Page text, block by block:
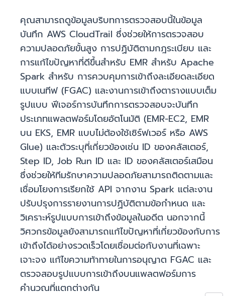
คุณสามารถดูข้อมูลบริบทการตรวจสอบนี้ในข้อมูล
บันทึก AWS CloudTrail ซึ่งช่วยให้การตรวจสอบ
ความปลอดภัยขั้นสูง การปฏิบัติตามกฎระเบียบ และ
การแก้ไขปัญหาที่ดีขึ้นสำหรับ EMR สำหรับ Apache
Spark สำหรับ การควบคุมการเข้าถึงละเอียดละเอียด
แบบเนทีฟ (FGAC) และงานการเข้าถึงตารางแบบเต็ม
รูปแบบ ฟีเจอร์การบันทึกการตรวจสอบจะบันทึก
ประเภทแพลตฟอร์มโดยอัตโนมัติ (EMR-EC2, EMR
บน EKS, EMR แบบไม่ต้องใช้เซิร์ฟเวอร์ หรือ AWS
Glue) และตัวระบุที่เกี่ยวข้องเช่น ID ของคลัสเตอร์,
Step ID, Job Run ID และ ID ของคลัสเตอร์เสมือน
ซึ่งช่วยให้ทีมรักษาความปลอดภัยสามารถติดตามและ
เชื่อมโยงการเรียกใช้ API จากงาน Spark แต่ละงาน
ปรับปรุงการรายงานการปฏิบัติตามข้อกำหนด และ
วิเคราะห์รูปแบบการเข้าถึงข้อมูลในอดีต นอกจากนี้
วิศวกรข้อมูลยังสามารถแก้ไขปัญหาที่เกี่ยวข้องกับการ
เข้าถึงได้อย่างรวดเร็วโดยเชื่อมต่อกับงานที่เฉพาะ
เจาะจง แก้ไขความท้าทายในการอนุญาต FGAC และ
ตรวจสอบรูปแบบการเข้าถึงบนแพลตฟอร์มการ
คำนวณที่แตกต่างกัน